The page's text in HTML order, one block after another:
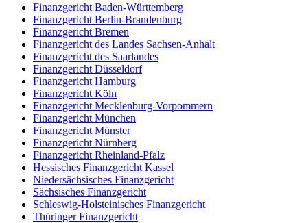
Finanzgericht Baden-Württemberg
Finanzgericht Berlin-Brandenburg
Finanzgericht Bremen
Finanzgericht des Landes Sachsen-Anhalt
Finanzgericht des Saarlandes
Finanzgericht Düsseldorf
Finanzgericht Hamburg
Finanzgericht Köln
Finanzgericht Mecklenburg-Vorpommern
Finanzgericht München
Finanzgericht Münster
Finanzgericht Nürnberg
Finanzgericht Rheinland-Pfalz
Hessisches Finanzgericht Kassel
Niedersächsisches Finanzgericht
Sächsisches Finanzgericht
Schleswig-Holsteinisches Finanzgericht
Thüringer Finanzgericht